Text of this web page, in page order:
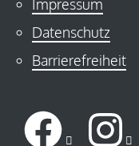
Impressum
Datenschutz
Barrierefreiheit